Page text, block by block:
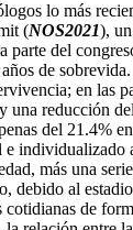
lo más
(NOS2021),
del
de
en las
una reducción
del 21.4%
individualizado
más una
debido al
de